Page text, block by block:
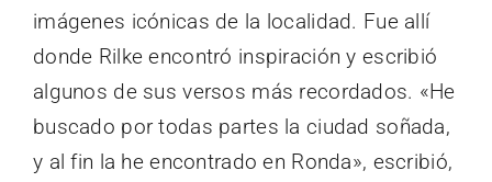
imágenes icónicas de la localidad. Fue allí
donde Rilke encontró inspiración y escribió
algunos de sus versos más recordados. «He
buscado por todas partes la ciudad soñada,
y al fin la he encontrado en Ronda», escribió,